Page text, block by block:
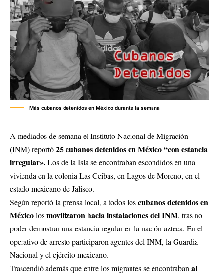
Más cubanos detenidos en México durante la semana
A mediados de semana el Instituto Nacional de Migración
(INM) reportó25 cubanos detenidos en México “con estancia
irregular».Los de la Isla se encontraban escondidos en una
vivienda en la colonia Las Ceibas, en Lagos de Moreno, en el
estado mexicano de Jalisco.
Según reportó la prensa local, a todos loscubanos detenidos en
Méxicolosmovilizaron hacia instalaciones del INM, tras no
poder demostrar una estancia regular en la nación azteca. En el
operativo de arresto participaron agentes del INM, la Guardia
Nacional y el ejército mexicano.
Trascendió además que entre los migrantes se encontraban al